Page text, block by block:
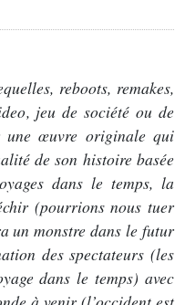
reboots, remakes,
jeu de société ou de
œuvre originale qui
de son histoire basée
dans le temps, la
(pourrions nous tuer
un monstre dans le futur
des spectateurs (les
dans le temps) avec